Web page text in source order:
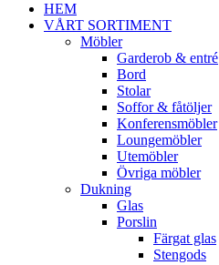
HEM
VÅRT SORTIMENT
Möbler
Garderob & entré
Bord
Stolar
Soffor & fåtöljer
Konferensmöbler
Loungemöbler
Utemöbler
Övriga möbler
Dukning
Glas
Porslin
Färgat glas
Stengods